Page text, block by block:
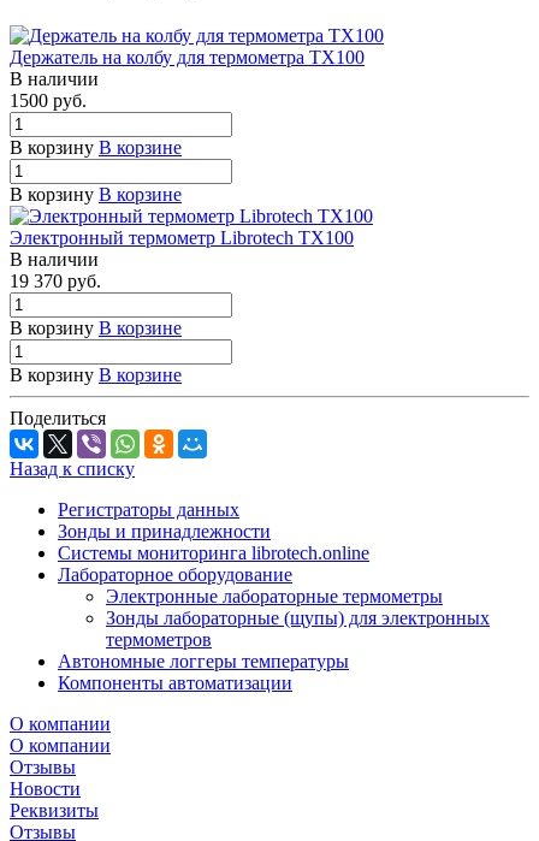
Держатель на колбу для термометра TX100
В наличии
1500 руб.
В корзину В корзине
В корзину В корзине
Электронный термометр Librotech TX100
В наличии
19 370 руб.
В корзину В корзине
В корзину В корзине
Поделиться
Назад к списку
Регистраторы данных
Зонды и принадлежности
Системы мониторинга librotech.online
Лабораторное оборудование
Электронные лабораторные термометры
Зонды лабораторные (щупы) для электронных
термометров
Автономные логгеры температуры
Компоненты автоматизации
О компании
О компании
Отзывы
Новости
Реквизиты
Отзывы